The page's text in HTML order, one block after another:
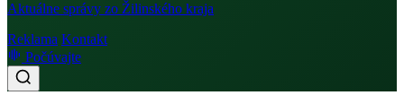
Aktuálne správy zo Žilinského kraja
Reklama Kontakt
Počúvajte